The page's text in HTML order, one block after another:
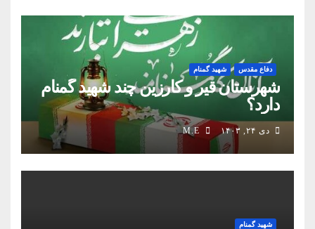
دفاع مقدس شهید گمنام
شهرستان قیر و کارزین چند شهید گمنام
دارد؟
دی ۲۴, ۱۴۰۳
شهید گمنام